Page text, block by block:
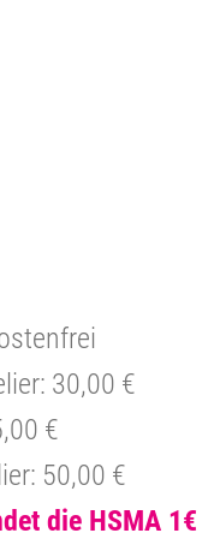
30,00 €
€
50,00 €
die HSMA 1€